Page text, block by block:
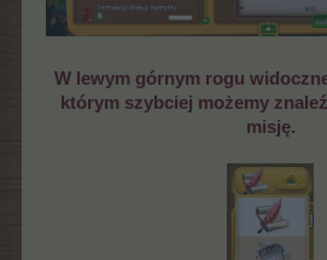
W lewym górnym rogu
którym szybciej możemy
misję.